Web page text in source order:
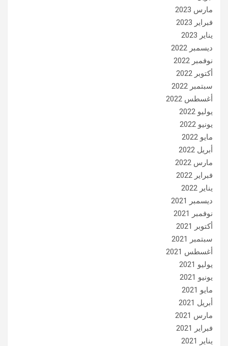
مارس 2023
فبراير 2023
يناير 2023
ديسمبر 2022
نوفمبر 2022
أكتوبر 2022
سبتمبر 2022
أغسطس 2022
يوليو 2022
يونيو 2022
مايو 2022
أبريل 2022
مارس 2022
فبراير 2022
يناير 2022
ديسمبر 2021
نوفمبر 2021
أكتوبر 2021
سبتمبر 2021
أغسطس 2021
يوليو 2021
يونيو 2021
مايو 2021
أبريل 2021
مارس 2021
فبراير 2021
يناير 2021